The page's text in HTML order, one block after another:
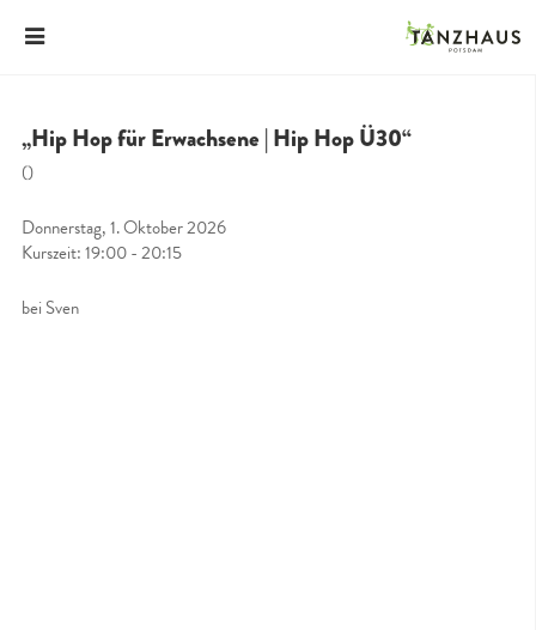
„Hip Hop für Erwachsene | Hip Hop Ü30“
()
Donnerstag, 1. Oktober 2026
Kurszeit: 19:00 - 20:15
bei Sven